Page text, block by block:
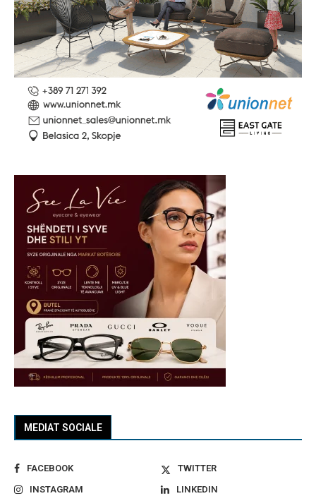
MEDIAT SOCIALE
FACEBOOK
TWITTER
INSTAGRAM
LINKEDIN